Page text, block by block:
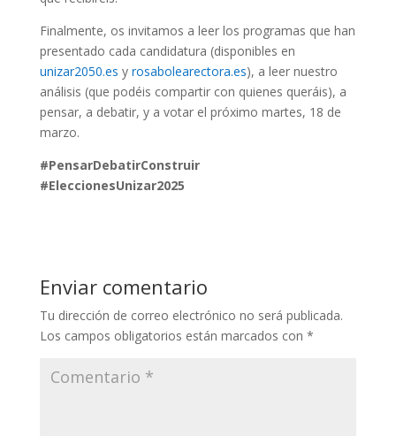
Finalmente, os invitamos a leer los programas que han
presentado cada candidatura (disponibles en
unizar2050.es y rosabolearectora.es), a leer nuestro
análisis (que podéis compartir con quienes queráis), a
pensar, a debatir, y a votar el próximo martes, 18 de
marzo.
#PensarDebatirConstruir
#EleccionesUnizar2025
Enviar comentario
Tu dirección de correo electrónico no será publicada.
Los campos obligatorios están marcados con *